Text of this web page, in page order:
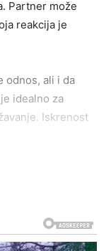
Partner može
reakcija je
odnos, ali i da
idealno za
Iskrenost
se javiti, ali ovog
– da li si ti isti